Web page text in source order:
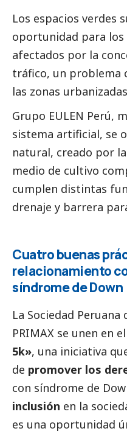
Los espacios verdes
oportunidad para
afectados por la
tráfico, un problema
las zonas
Grupo EULEN Perú,
sistema artificial, se
natural, creado por
medio de cultivo
cumplen distintas
drenaje y barrera
Cuatro buenas
relacionamiento
síndrome de Down
La Sociedad Peruana
PRIMAX se unen en
5k», una iniciativa
de promover los
con síndrome de
inclusión en la
es una oportunidad